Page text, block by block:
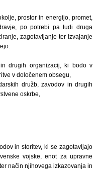
prostor in energijo, promet,
po potrebi pa tudi druga
zagotavljanje ter izvajanje
drugih organizacij, ki bodo v
v določenem obsegu,
družb, zavodov in drugih
oskrbe,
in storitev, ki se zagotavljajo
vojske, enot za upravne
način njihovega izkazovanja in